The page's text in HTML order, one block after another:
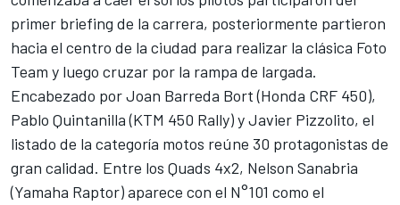
primer briefing de la carrera, posteriormente partieron
hacia el centro de la ciudad para realizar la clásica Foto
Team y luego cruzar por la rampa de largada.
Encabezado por Joan Barreda Bort (Honda CRF 450),
Pablo Quintanilla (KTM 450 Rally) y Javier Pizzolito, el
listado de la categoría motos reúne 30 protagonistas de
gran calidad. Entre los Quads 4x2, Nelson Sanabria
(Yamaha Raptor) aparece con el N°101 como el